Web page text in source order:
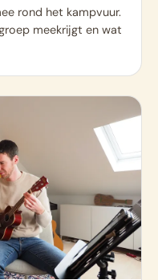
rond het kampvuur.
meekrijgt en wat